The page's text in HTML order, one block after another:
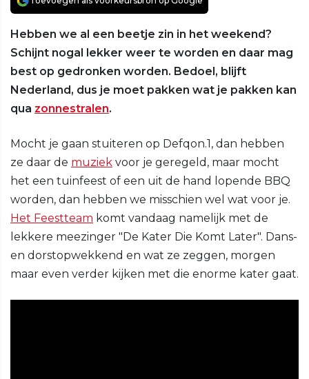
Hebben we al een beetje zin in het weekend?
Schijnt nogal lekker weer te worden en daar mag
best op gedronken worden. Bedoel, blijft
Nederland, dus je moet pakken wat je pakken kan
qua zonnestralen.
Mocht je gaan stuiteren op Defqon.1, dan hebben
ze daar de muziek voor je geregeld, maar mocht
het een tuinfeest of een uit de hand lopende BBQ
worden, dan hebben we misschien wel wat voor je.
Het Feestteam komt vandaag namelijk met de
lekkere meezinger "De Kater Die Komt Later". Dans-
en dorstopwekkend en wat ze zeggen, morgen
maar even verder kijken met die enorme kater gaat.